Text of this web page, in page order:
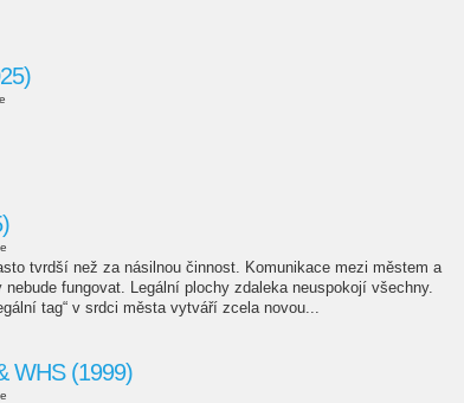
tvrdší než za násilnou činnost. Komunikace mezi městem a
fungovat. Legální plochy zdaleka neuspokojí všechny.
tag“ v srdci města vytváří zcela novou...
WHS (1999)